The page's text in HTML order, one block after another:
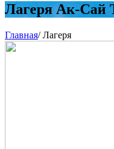
Лагеря Ак-Сай
Главная/ Лагеря